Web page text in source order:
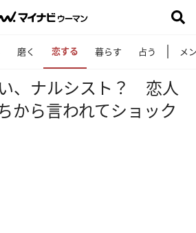
磨く 恋する 暮らす 占う メ
、ナルシスト？ 恋人
から言われてショック